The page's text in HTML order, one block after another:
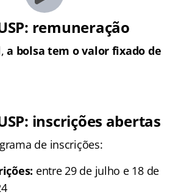
remuneração
a bolsa tem o valor fixado de
inscrições abertas
de inscrições:
entre 29 de julho e 18 de